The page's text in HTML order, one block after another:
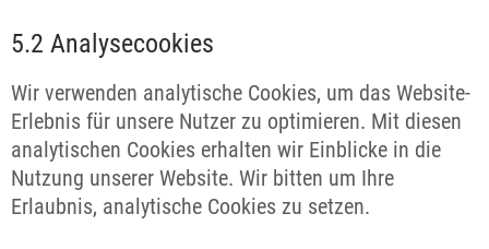
5.2 Analysecookies
Wir verwenden analytische Cookies, um das Website-
Erlebnis für unsere Nutzer zu optimieren. Mit diesen
analytischen Cookies erhalten wir Einblicke in die
Nutzung unserer Website. Wir bitten um Ihre
Erlaubnis, analytische Cookies zu setzen.